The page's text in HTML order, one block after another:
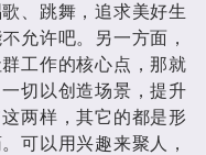
、跳舞，追求美好生
允许吧。另一方面，
工作的核心点，那就
切以创造场景，提升
两样，其它的都是形
可以用兴趣来聚人，